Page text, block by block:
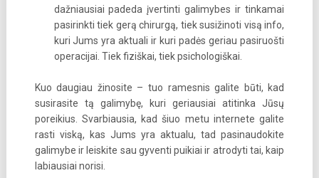
dažniausiai padeda įvertinti galimybes ir tinkamai
pasirinkti tiek gerą chirurgą, tiek susižinoti visą info,
kuri Jums yra aktuali ir kuri padės geriau pasiruošti
operacijai. Tiek fiziškai, tiek psichologiškai.
Kuo daugiau žinosite – tuo ramesnis galite būti, kad
susirasite tą galimybę, kuri geriausiai atitinka Jūsų
poreikius. Svarbiausia, kad šiuo metu internete galite
rasti viską, kas Jums yra aktualu, tad pasinaudokite
galimybe ir leiskite sau gyventi puikiai ir atrodyti tai, kaip
labiausiai norisi.